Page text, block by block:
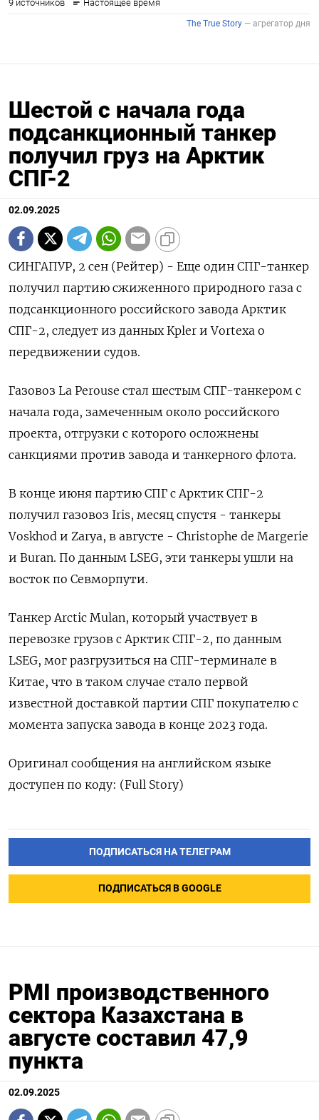
Шестой c начала года
подсанкционный танкер
получил груз на Арктик
СПГ-2
02.09.2025
СИНГАПУР, 2 сен (Рейтер) - Еще один СПГ-танкер
получил партию сжиженного природного газа с
подсанкционного российского завода Арктик
СПГ-2, следует из данных Kpler и Vortexa о
передвижении судов.
Газовоз La Perouse стал шестым СПГ-танкером с
начала года, замеченным около российского
проекта, отгрузки с которого осложнены
санкциями против завода и танкерного флота.
В конце июня партию СПГ с Арктик СПГ-2
получил газовоз Iris, месяц спустя - танкеры
Voskhod и Zarya, в августе - Christophe de Margerie
и Buran. По данным LSEG, эти танкеры ушли на
восток по Севморпути.
Танкер Arctic Mulan, который участвует в
перевозке грузов с Арктик СПГ-2, по данным
LSEG, мог разгрузиться на СПГ-терминале в
Китае, что в таком случае стало первой
известной доставкой партии СПГ покупателю с
момента запуска завода в конце 2023 года.
Оригинал сообщения на английском языке
доступен по коду: (Full Story)
ПОДПИСАТЬСЯ НА ТЕЛЕГРАМ
ПОДПИСАТЬСЯ В GOOGLE
PMI производственного
сектора Казахстана в
августе составил 47,9
пункта
02.09.2025